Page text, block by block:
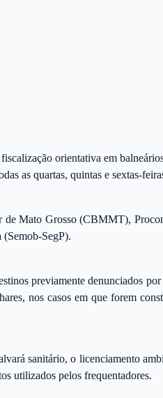
orientativa em
as quartas, quintas e sextas-
Mato Grosso (CBMMT),
SegP).
previamente denunciados
nos casos em que forem
sanitário, o licenciamento
utilizados pelos frequentadores.